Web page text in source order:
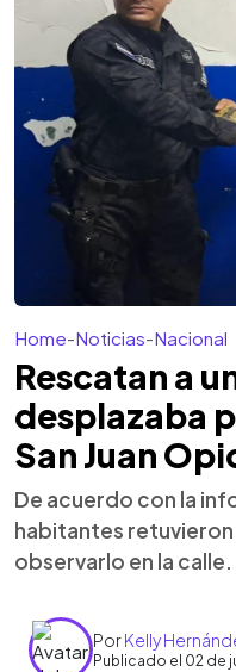
Home-Noticias-Nacional
Rescatan a
desplazaba
San Juan
De acuerdo con la
habitantes
observarlo en la calle.
PorKelly
Publicado el 02 de